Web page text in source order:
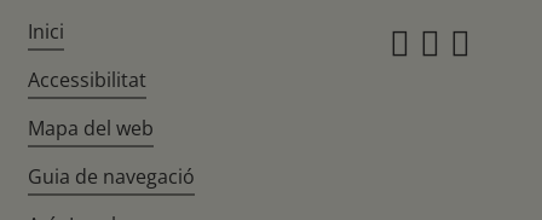
Inici
Accessibilitat
Mapa del web
Guia de navegació